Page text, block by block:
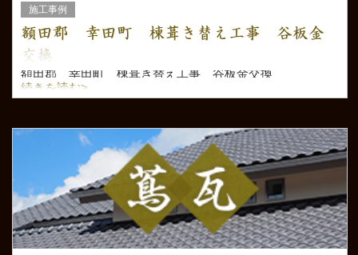
施工事例
額田郡 幸田町 棟葺き替え工事 谷板金
交換
額田郡 幸田町 棟葺き替え工事 谷板金交換
続きを読む>